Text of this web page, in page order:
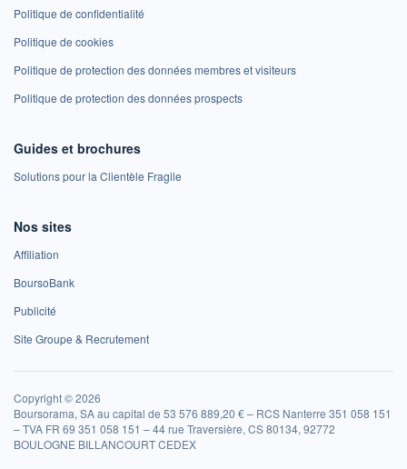
Politique de confidentialité
Politique de cookies
Politique de protection des données membres et visiteurs
Politique de protection des données prospects
Guides et brochures
Solutions pour la Clientèle Fragile
Nos sites
Affiliation
BoursoBank
Publicité
Site Groupe & Recrutement
Copyright © 2026
Boursorama, SA au capital de 53 576 889,20 € – RCS Nanterre 351 058 151
– TVA FR 69 351 058 151 – 44 rue Traversière, CS 80134, 92772
BOULOGNE BILLANCOURT CEDEX